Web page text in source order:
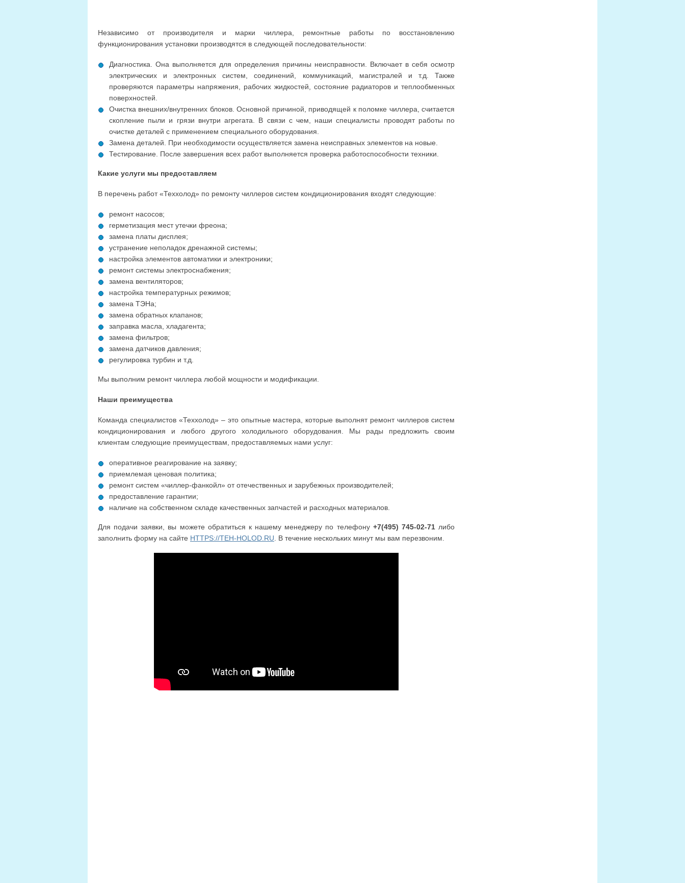
Независимо от производителя и марки чиллера, ремонтные работы по восстановлению
функционирования установки производятся в следующей последовательности:
Диагностика. Она выполняется для определения причины неисправности. Включает в себя осмотр
электрических и электронных систем, соединений, коммуникаций, магистралей и т.д. Также
проверяются параметры напряжения, рабочих жидкостей, состояние радиаторов и теплообменных
поверхностей.
Очистка внешних/внутренних блоков. Основной причиной, приводящей к поломке чиллера, считается
скопление пыли и грязи внутри агрегата. В связи с чем, наши специалисты проводят работы по
очистке деталей с применением специального оборудования.
Замена деталей. При необходимости осуществляется замена неисправных элементов на новые.
Тестирование. После завершения всех работ выполняется проверка работоспособности техники.
Какие услуги мы предоставляем
В перечень работ «Теххолод» по ремонту чиллеров систем кондиционирования входят следующие:
ремонт насосов;
герметизация мест утечки фреона;
замена платы дисплея;
устранение неполадок дренажной системы;
настройка элементов автоматики и электроники;
ремонт системы электроснабжения;
замена вентиляторов;
настройка температурных режимов;
замена ТЭНа;
замена обратных клапанов;
заправка масла, хладагента;
замена фильтров;
замена датчиков давления;
регулировка турбин и т.д.
Мы выполним ремонт чиллера любой мощности и модификации.
Наши преимущества
Команда специалистов «Теххолод» – это опытные мастера, которые выполнят ремонт чиллеров систем
кондиционирования и любого другого холодильного оборудования. Мы рады предложить своим
клиентам следующие преимуществам, предоставляемых нами услуг:
оперативное реагирование на заявку;
приемлемая ценовая политика;
ремонт систем «чиллер-фанкойл» от отечественных и зарубежных производителей;
предоставление гарантии;
наличие на собственном складе качественных запчастей и расходных материалов.
Для подачи заявки, вы можете обратиться к нашему менеджеру по телефону +7(495) 745-02-71либо
заполнить форму на сайте HTTPS://TEH-HOLOD.RU. В течение нескольких минут мы вам перезвоним.